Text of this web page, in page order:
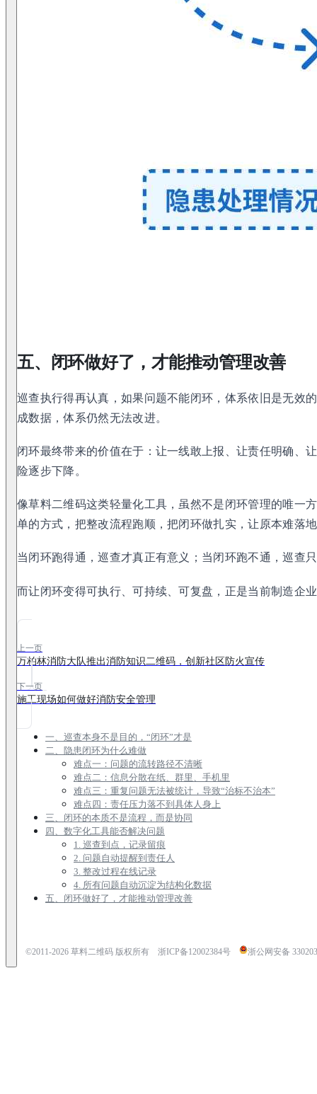
五、闭环做好了，才能推动管理改善
巡查执行得再认真，如果问题不能闭环，体系依旧是无效
成数据，体系仍然无法改进。
闭环最终带来的价值在于：让一线敢上报、让责任明确、
险逐步下降。
像草料二维码这类轻量化工具，虽然不是闭环管理的唯一
单的方式，把整改流程跑顺，把闭环做扎实，让原本难落
当闭环跑得通，巡查才真正有意义；当闭环跑不通，巡查
而让闭环变得可执行、可持续、可复盘，正是当前制造企
上一页
万柏林消防大队推出消防知识二维码，创新社区防火宣传
下一页
施工现场如何做好消防安全管理
一、巡查本身不是目的，“闭环”才是
二、隐患闭环为什么难做
难点一：问题的流转路径不清晰
难点二：信息分散在纸、群里、手机里
难点三：重复问题无法被统计，导致“治标不治本”
难点四：责任压力落不到具体人身上
三、闭环的本质不是流程，而是协同
四、数字化工具能否解决问题
1. 巡查到点，记录留痕
2. 问题自动提醒到责任人
3. 整改过程在线记录
4. 所有问题自动沉淀为结构化数据
五、闭环做好了，才能推动管理改善
©2011-2026草料二维码 版权所有 浙ICP备12002384号 浙公网安备